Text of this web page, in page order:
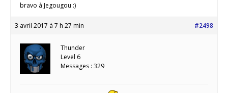
bravo à Jegougou :)
3 avril 2017 à 7 h 27 min #2498
Thunder
Level 6
Messages : 329